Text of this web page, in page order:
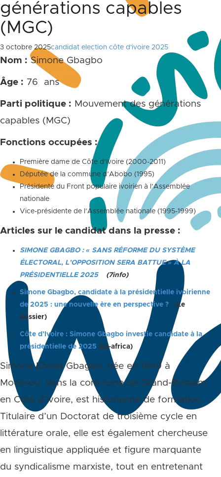
générations capables
(MGC)
3 octobre 2025candidat election côte d'ivoire 2025
Nom : Simone Gbagbo
Âge : 76 ans
Parti politique : Mouvement des générations
capables (MGC)
Fonctions occupées :
Première dame de Côte d’Ivoire (2000-2011)
Députée de la commune d’Abobo (1995)
Présidente du Front populaire ivoirien à l’Assemblée
nationale
Vice-présidente de l’Assemblée nationale (1995-1999)
Articles sur le candidat dans la presse :
SIMONE GBAGBO : « SANS RÉFORME DU SYSTÈME
ÉLECTORAL, L’OPPOSITION SERA BATTUE » À LA
PRÉSIDENTIELLE 2025(7info)
Simone Gbagbo, candidate à la présidentielle ivoirienne
de 2025 : une nouvelle ère en perspective ? (Le
dossier)
Côte d’Ivoire : Simone Gbagbo investie candidate à la
présidentielle de 2025 (Isi-africa)
Simone Ehivet Gbagbo, née en 1949 à
Moossou, dans la commune de Grand-Bassam
en Côte d’Ivoire, est historienne de formation.
Titulaire d’un Doctorat de troisième cycle en
littérature orale, elle est également chercheuse
en linguistique appliquée et figure marquante
du syndicalisme marxiste, tout en entretenant